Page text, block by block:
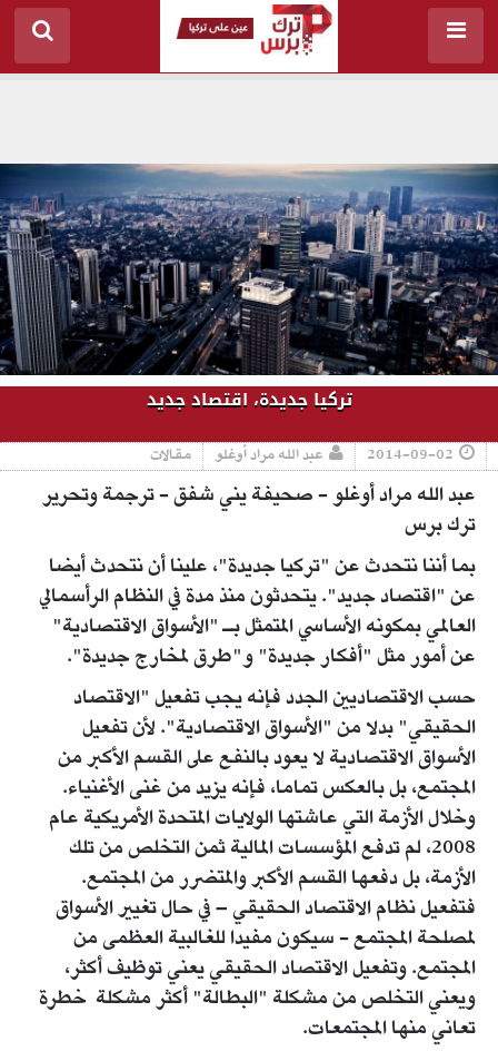
تركيا جديدة، اقتصاد جديد
2014-09-02 عبد الله مراد أوغلو مقالات
عبد الله مراد أوغلو - صحيفة يني شفق - ترجمة وتحرير
ترك برس
بما أننا نتحدث عن "تركيا جديدة"، علينا أن نتحدث أيضا
عن "اقتصاد جديد". يتحدثون منذ مدة في النظام الرأسمالي
العالمي بمكونه الأساسي المتمثل بـ "الأسواق الاقتصادية"
عن أمور مثل "أفكار جديدة" و"طرق لمخارج جديدة".
حسب الاقتصاديين الجدد فإنه يجب تفعيل "الاقتصاد
الحقيقي" بدلا من "الأسواق الاقتصادية". لأن تفعيل
الأسواق الاقتصادية لا يعود بالنفع على القسم الأكبر من
المجتمع، بل بالعكس تماما، فإنه يزيد من غنى الأغنياء.
وخلال الأزمة التي عاشتها الولايات المتحدة الأمريكية عام
2008، لم تدفع المؤسسات المالية ثمن التخلص من تلك
الأزمة، بل دفعها القسم الأكبر والمتضرر من المجتمع.
فتفعيل نظام الاقتصاد الحقيقي – في حال تغيير الأسواق
لمصلحة المجتمع - سيكون مفيدا للغالبية العظمى من
المجتمع. وتفعيل الاقتصاد الحقيقي يعني توظيف أكثر،
ويعني التخلص من مشكلة "البطالة" أكثر مشكلة خطرة
تعاني منها المجتمعات.